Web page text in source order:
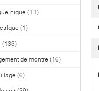
nique (11)
(1)
(133)
de montre (16)
(6)